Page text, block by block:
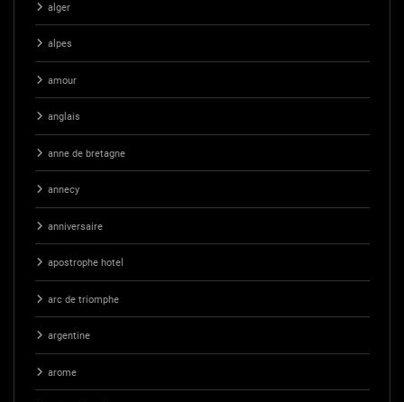
alger
alpes
amour
anglais
anne de bretagne
annecy
anniversaire
apostrophe hotel
arc de triomphe
argentine
arome